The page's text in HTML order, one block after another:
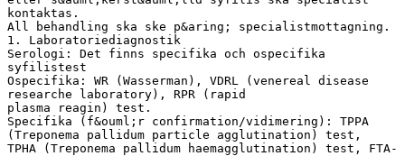
kontaktas.
All behandling ska ske p&aring; specialistmottagning.
1. Laboratoriediagnostik
Serologi: Det finns specifika och ospecifika
syfilistest
Ospecifika: WR (Wasserman), VDRL (venereal disease
researche laboratory), RPR (rapid
plasma reagin) test.
Specifika (f&ouml;r confirmation/vidimering): TPPA
(Treponema pallidum particle agglutination) test,
TPHA (Treponema pallidum haemagglutination) test, FTA-